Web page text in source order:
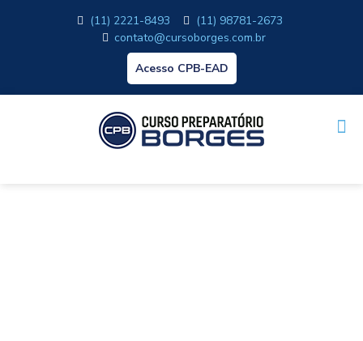
(11) 2221-8493
(11) 98781-2673
contato@cursoborges.com.br
Acesso CPB-EAD